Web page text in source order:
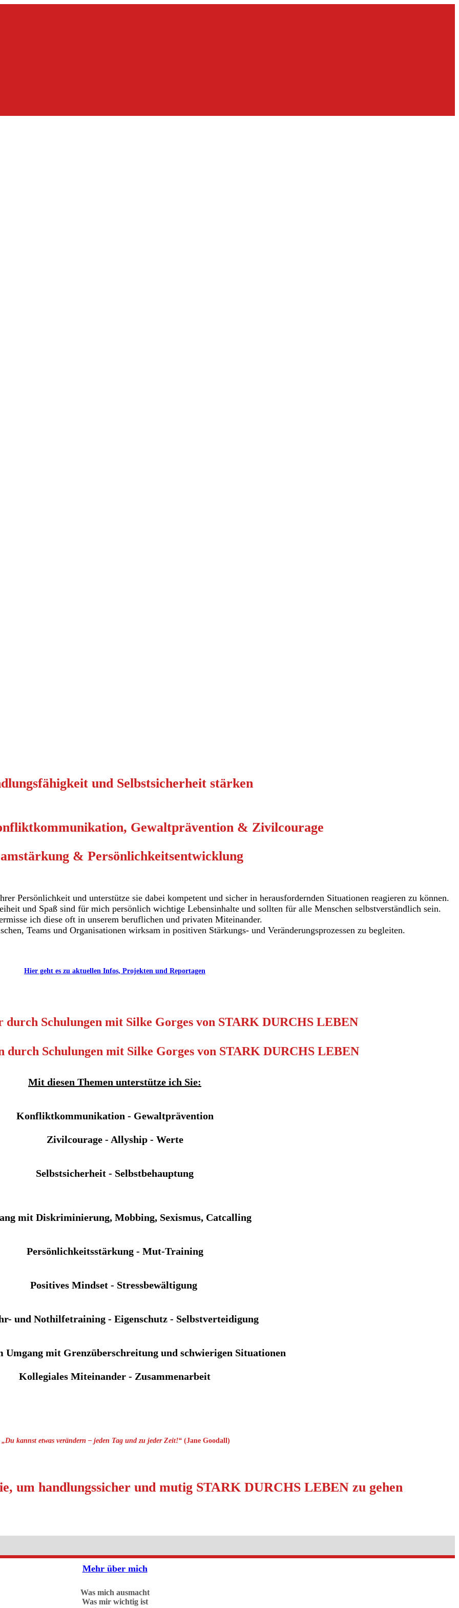
und Selbstsicherheit stärken
Gewaltprävention & Zivilcourage
& Persönlichkeitsentwicklung
Persönlichkeit und unterstütze sie dabei kompetent und sicherin herausfordernden Situationen reagieren zu können.
und Spaß sind für mich persönlich wichtige Lebensinhalte und sollten für alle Menschen selbstverständlich sein.
ich diese oft in unserem beruflichen und privaten Miteinander.
Teams und Organisationen wirksam in positiven Stärkungs- und Veränderungsprozessen zu begleiten.
Hier geht es zu aktuellen Infos, Projekten und Reportagen
Mit diesen Themen unterstütze ich Sie:
Konfliktkommunikation - Gewaltprävention
Zivilcourage - Allyship - Werte
Selbstsicherheit - Selbstbehauptung
mit Diskriminierung, Mobbing, Sexismus, Catcalling
Persönlichkeitsstärkung - Mut-Training
Positives Mindset - Stressbewältigung
und Nothilfetraining - Eigenschutz - Selbstverteidigung
Umgang mit Grenzüberschreitung und schwierigen Situationen
Kollegiales Miteinander - Zusammenarbeit
„Du kannst etwas verändern – jeden Tag und zu jeder Zeit!“ (Jane Goodall)
um handlungssicher und mutig STARK DURCHS LEBEN zu gehen
Mehr über mich
Was mich ausmacht
Was mir wichtig ist